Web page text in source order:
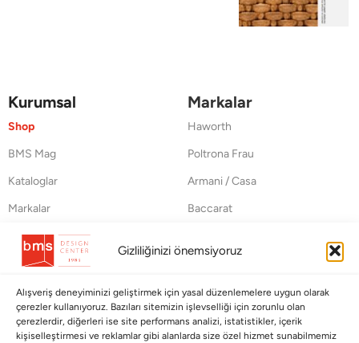
Gizliliğinizi önemsiyoruz
Alışveriş deneyiminizi geliştirmek için yasal düzenlemelere uygun olarak
çerezler kullanıyoruz. Bazıları sitemizin işlevselliği için zorunlu olan
çerezlerdir, diğerleri ise site performans analizi, istatistikler, içerik
kişiselleştirmesi ve reklamlar gibi alanlarda size özel hizmet sunabilmemiz
Kurumsal
Shop
BMS Mag
Kataloglar
Markalar
Blog
Hakkımızda
İletişim
Markalar
Haworth
Poltrona Frau
Armani / Casa
Baccarat
Koleksiyonlar Müşteri Hizmetleri